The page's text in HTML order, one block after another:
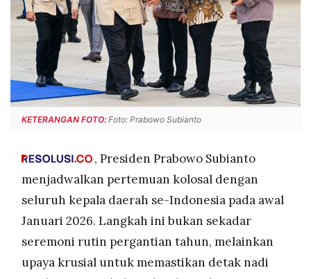
PRIVACY
POLICY
BERITA
WARGA
INFORMASI
IKLAN
KIRIM
TULISAN
PENGADUAN TERM
OF
SERVICE
KAMI
KETERANGAN FOTO: Foto: Prabowo Subianto
, Presiden Prabowo Subianto
menjadwalkan pertemuan kolosal dengan
seluruh kepala daerah se-Indonesia pada awal
Januari 2026. Langkah ini bukan sekadar
seremoni rutin pergantian tahun, melainkan
upaya krusial untuk memastikan detak nadi